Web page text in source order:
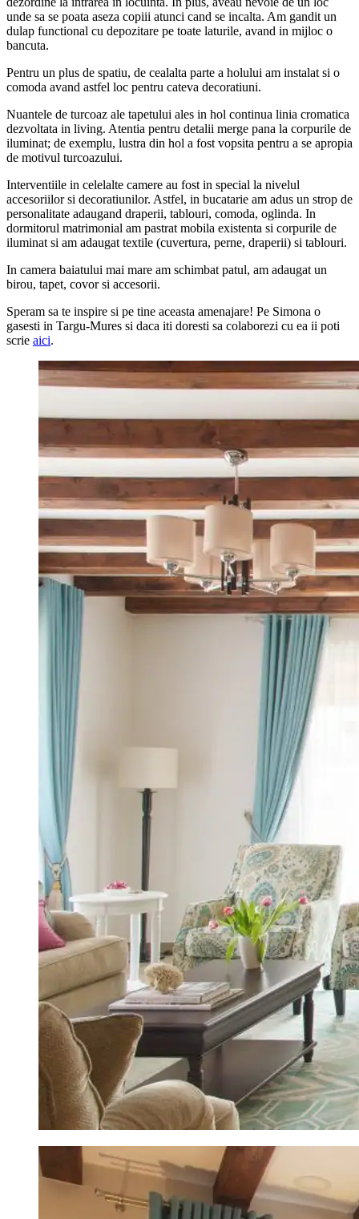
unde sa se poata aseza copiii atunci cand se incalta. Am gandit un
dulap functional cu depozitare pe toate laturile, avand in mijloc o
bancuta.
Pentru un plus de spatiu, de cealalta parte a holului am instalat si o
comoda avand astfel loc pentru cateva decoratiuni.
Nuantele de turcoaz ale tapetului ales in hol continua linia cromatica
dezvoltata in living. Atentia pentru detalii merge pana la corpurile de
iluminat; de exemplu, lustra din hol a fost vopsita pentru a se apropia
de motivul turcoazului.
Interventiile in celelalte camere au fost in special la nivelul
accesoriilor si decoratiunilor. Astfel, in bucatarie am adus un strop de
personalitate adaugand draperii, tablouri, comoda, oglinda. In
dormitorul matrimonial am pastrat mobila existenta si corpurile de
iluminat si am adaugat textile (cuvertura, perne, draperii) si tablouri.
In camera baiatului mai mare am schimbat patul, am adaugat un
birou, tapet, covor si accesorii.
Speram sa te inspire si pe tine aceasta amenajare! Pe Simona o
gasesti in Targu-Mures si daca iti doresti sa colaborezi cu ea ii poti
scrie aici.